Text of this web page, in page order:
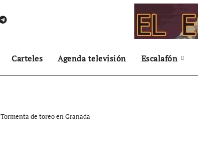
Carteles Agenda televisión Escalafón
Tormenta de toreo en Granada